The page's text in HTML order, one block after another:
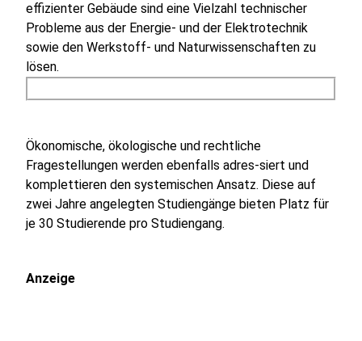
effizienter Gebäude sind eine Vielzahl technischer
Probleme aus der Energie- und der Elektrotechnik
sowie den Werkstoff- und Naturwissenschaften zu
lösen.
Ökonomische, ökologische und rechtliche
Fragestellungen werden ebenfalls adres-siert und
komplettieren den systemischen Ansatz. Diese auf
zwei Jahre angelegten Studiengänge bieten Platz für
je 30 Studierende pro Studiengang.
Anzeige